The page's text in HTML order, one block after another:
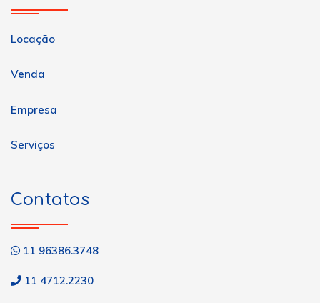
Locação
Venda
Empresa
Serviços
Contatos
11 96386.3748
11 4712.2230